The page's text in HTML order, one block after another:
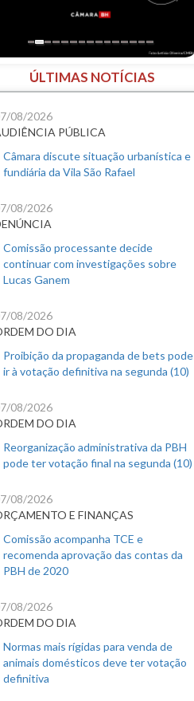
ÚLTIMAS NOTÍCIAS
08/2026
PÚBLICA
Câmara discute situação urbanística e
fundiária da Vila São Rafael
08/2026
Comissão processante decide
continuar com investigações sobre
Lucas Ganem
08/2026
DO DIA
Proibição da propaganda de bets pode
ir à votação definitiva na segunda (10)
08/2026
DO DIA
Reorganização administrativa da PBH
pode ter votação final na segunda (10)
08/2026
E FINANÇAS
Comissão acompanha TCE e
recomenda aprovação das contas da
PBH de 2020
08/2026
DO DIA
Normas mais rígidas para venda de
animais domésticos deve ter votação
definitiva